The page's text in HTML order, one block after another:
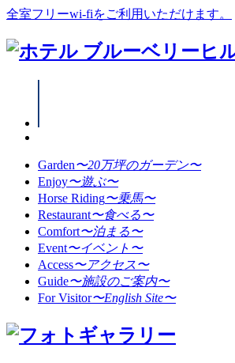
全室フリーwi-fiをご利用いただけます。
Garden〜20万坪のガーデン〜
Enjoy〜遊ぶ〜
Horse Riding〜乗馬〜
Restaurant〜食べる〜
Comfort〜泊まる〜
Event〜イベント〜
Access〜アクセス〜
Guide〜施設のご案内〜
For Visitor〜English Site〜